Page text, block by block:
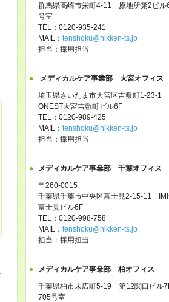
群馬県高崎市栄町4-11 原地所第2ビル
号室
TEL：0120-935-241
MAIL： tenshoku@nikken-ts.jp
担当：採用担当
メディカルケア事業部 大宮オフィス
埼玉県さいたま市大宮区吉敷町1-23-1
ONEST大宮吉敷町ビル6F
TEL：0120-989-425
MAIL： tenshoku@nikken-ts.jp
担当：採用担当
メディカルケア事業部 千葉オフィス
〒260-0015
千葉県千葉市中央区富士見2-15-11 IMI
富士見ビル6F
TEL：0120-998-758
MAIL： tenshoku@nikken-ts.jp
担当：採用担当
メディカルケア事業部 柏オフィス
千葉県柏市末広町5-19 第12関口ビル
705号室